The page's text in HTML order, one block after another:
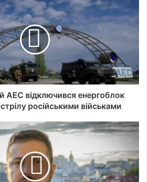
АЕС відключився енергоблок
російськими військами